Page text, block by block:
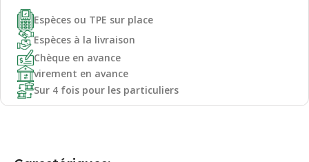
Espèces ou TPE sur place
Espèces à la livraison
Chèque en avance
virement en avance
Sur 4 fois pour les particuliers